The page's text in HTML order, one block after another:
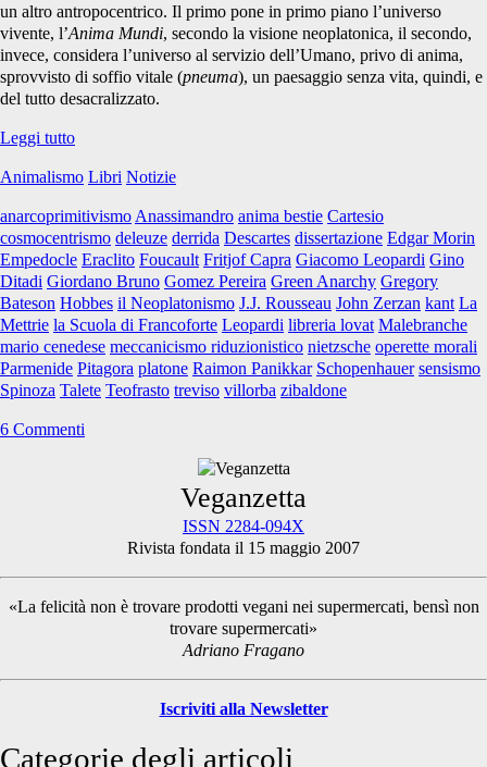
un altro antropocentrico. Il primo pone in primo piano l’universo
vivente, l’Anima Mundi, secondo la visione neoplatonica, il secondo,
invece, considera l’universo al servizio dell’Umano, privo di anima,
sprovvisto di soffio vitale (pneuma), un paesaggio senza vita, quindi, e
del tutto desacralizzato.
Leggi tuttoDissertazione
l’anima
bestie
e
altri
scritti
selvaggi
Animalismo Libri Notizie
anarcoprimitivismo Anassimandro anima bestie Cartesio
cosmocentrismo deleuze derrida Descartes dissertazione Edgar Morin
Empedocle Eraclito Foucault Fritjof Capra Giacomo Leopardi Gino
Ditadi Giordano Bruno Gomez Pereira Green Anarchy Gregory
Bateson Hobbes il Neoplatonismo J.J. Rousseau John Zerzan kant La
Mettrie la Scuola di Francoforte Leopardi libreria lovat Malebranche
mario cenedese meccanicismo riduzionistico nietzsche operette morali
Parmenide Pitagora platone Raimon Panikkar Schopenhauer sensismo
Spinoza Talete Teofrasto treviso villorba zibaldone
6 Commenti
Sidebar
Veganzetta
ISSN 2284-094X
Rivista fondata il 15 maggio 2007
«La felicità non è trovare prodotti vegani nei supermercati, bensì non
trovare supermercati»
Adriano Fragano
Iscriviti alla Newsletter
Categorie degli articoli